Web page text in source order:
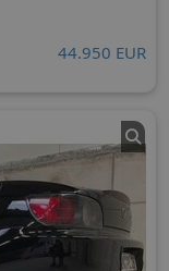
44.950 EUR